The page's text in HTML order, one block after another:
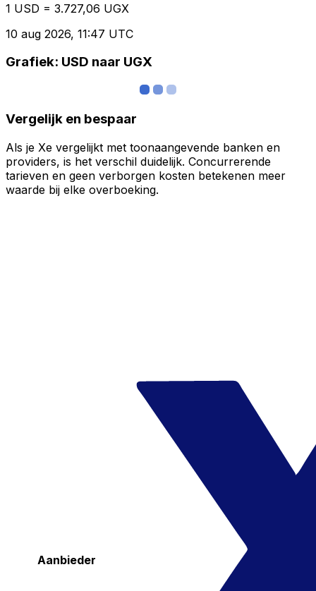
1 USD = 3.727,06 UGX
10 aug 2026, 11:47 UTC
Grafiek: USD naar UGX
Vergelijk en bespaar
Als je Xe vergelijkt met toonaangevende banken en
providers, is het verschil duidelijk. Concurrerende
tarieven en geen verborgen kosten betekenen meer
waarde bij elke overboeking.
Aanbieder